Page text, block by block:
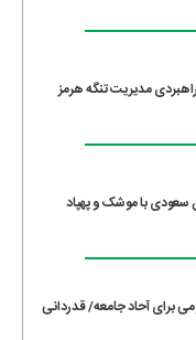
مدیریت تنگه هرمز
سعودی با موشک و پهپاد
برای آحاد جامعه/ قدردانی